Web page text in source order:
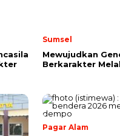
Sumsel
Mewujudkan
Berkarakter
Pagar Alam